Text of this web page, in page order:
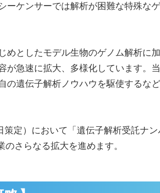
ケンサーでは解析が困難な特殊な
としたモデル生物のゲノム解析に
急速に拡大、多様化しています。
遺伝子解析ノウハウを駆使するな
定）において「遺伝子解析受託ナ
さらなる拡大を進めます。